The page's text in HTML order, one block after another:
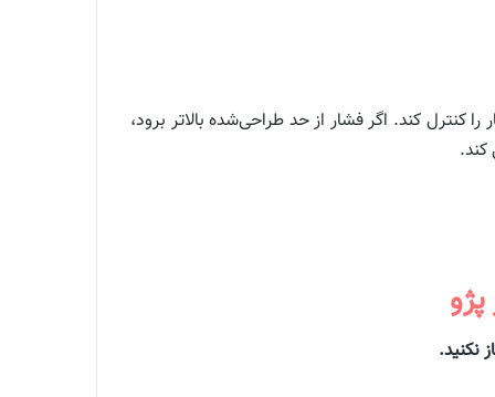
کنترل کند. اگر فشار از حد طراحی‌شده بالاتر برود،
نکنید.